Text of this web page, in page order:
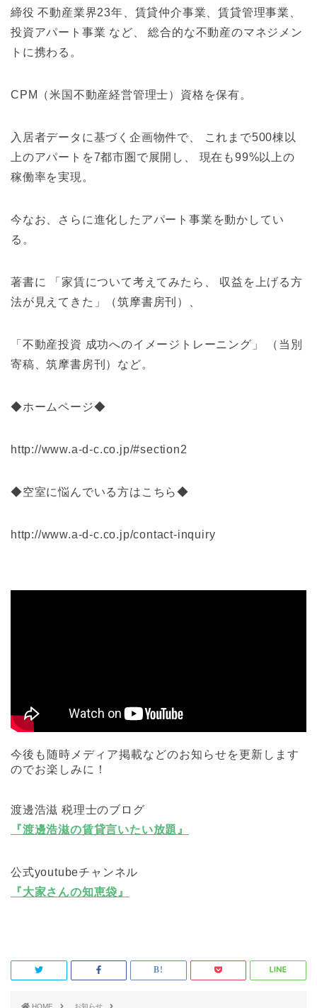
締役 不動産業界23年、賃貸仲介事業、賃貸管理事業、
投資アパート事業 など、 総合的な不動産のマネジメン
トに携わる。
CPM（米国不動産経営管理士）資格を保有。
入居者データに基づく企画物件で、 これまで500棟以
上のアパートを7都市圏で展開し、 現在も99%以上の
稼働率を実現。
今なお、さらに進化したアパート事業を動かしてい
る。
著書に 「家賃について考えてみたら、 収益を上げる方
法が見えてきた」（筑摩書房刊）、
「不動産投資 成功へのイメージトレーニング」 （当別
寄稿、筑摩書房刊）など。
◆ホームページ◆
http://www.a-d-c.co.jp/#section2
◆空室に悩んでいる方はこちら◆
http://www.a-d-c.co.jp/contact-inquiry
今後も随時メディア掲載などのお知らせを更新します
のでお楽しみに！
渡邊浩滋 税理士のブログ
『渡邊浩滋の賃貸言いたい放題』
公式youtubeチャンネル
『大家さんの知恵袋』
HOME お知らせ